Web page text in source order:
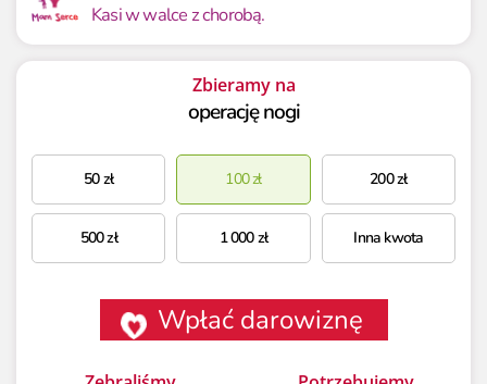
47.66% 47.66%
Kasi w walce z chorobą.
Zbieramy na
operację nogi
50zł 100zł 200zł
500zł 1 000zł Inna kwota
Wpłać darowiznę